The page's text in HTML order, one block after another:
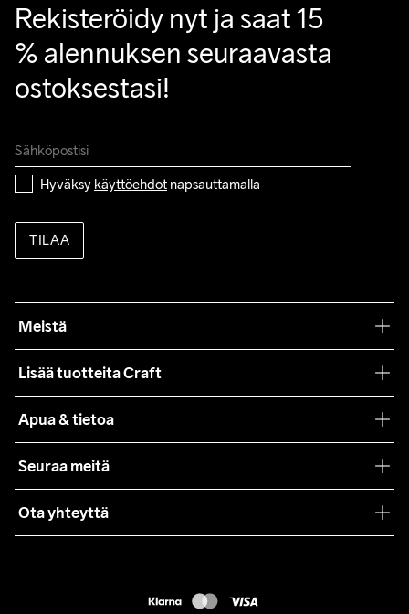
Rekisteröidy nyt ja saat 15
% alennuksen seuraavasta
ostoksestasi!
Hyväksy käyttöehdot napsauttamalla
TILAA
Meistä
Lisää tuotteita Craft
Yhteistyöt
Lehdistö
Apua & tietoa
Käyttöehdot
Asiakaspalvelu
Seuraa meitä
Ota yhteyttä